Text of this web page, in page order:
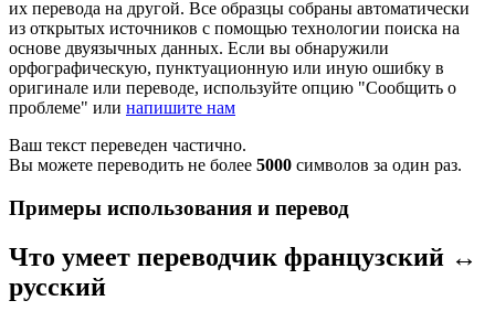
их перевода на другой. Все образцы собраны автоматически
из открытых источников с помощью технологии поиска на
основе двуязычных данных. Если вы обнаружили
орфографическую, пунктуационную или иную ошибку в
оригинале или переводе, используйте опцию "Сообщить о
проблеме" или напишите нам
Ваш текст переведен частично.
Вы можете переводить не более 5000 символов за один раз.
Примеры использования и перевод
Что умеет переводчик французский ↔
русский